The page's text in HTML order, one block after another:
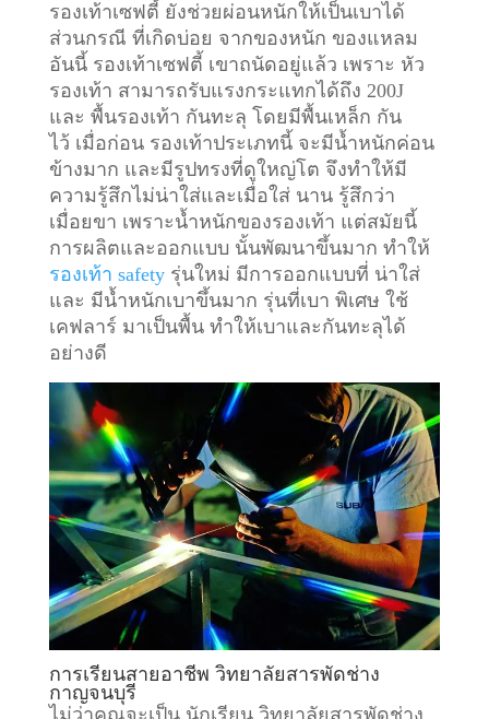
รองเท้าเซฟตี้ ยังช่วยผ่อนหนักให้เป็นเบาได้
ส่วนกรณี ที่เกิดบ่อย จากของหนัก ของแหลม
อันนี้ รองเท้าเซฟตี้ เขาถนัดอยู่แล้ว เพราะ หัว
รองเท้า สามารถรับแรงกระแทกได้ถึง 200J
และ พื้นรองเท้า กันทะลุ โดยมีพื้นเหล็ก กัน
ไว้ เมื่อก่อน รองเท้าประเภทนี้ จะมีน้ำหนักค่อน
ข้างมาก และมีรูปทรงที่ดูใหญ่โต จึงทำให้มี
ความรู้สึกไม่น่าใส่และเมื่อใส่ นาน รู้สึกว่า
เมื่อยขา เพราะน้ำหนักของรองเท้า แต่สมัยนี้
การผลิตและออกแบบ นั้นพัฒนาขึ้นมาก ทำให้
รองเท้า safetyรุ่นใหม่ มีการออกแบบที่ น่าใส่
และ มีน้ำหนักเบาขึ้นมาก รุ่นที่เบา พิเศษ ใช้
เคฟลาร์ มาเป็นพื้น ทำให้เบาและกันทะลุได้
อย่างดี
การเรียนสายอาชีพ วิทยาลัยสารพัดช่าง
กาญจนบุรี
ไม่ว่าคุณจะเป็น นักเรียน วิทยาลัยสารพัดช่าง